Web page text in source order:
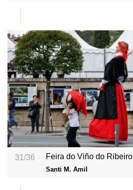
31/36 Feira do Viño do Ribeiro
Santi M. Amil